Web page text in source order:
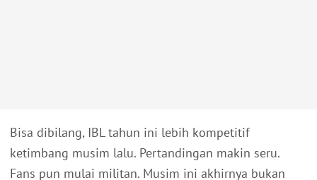
Bisa dibilang, IBL tahun ini lebih kompetitif
ketimbang musim lalu. Pertandingan makin seru.
Fans pun mulai militan. Musim ini akhirnya bukan